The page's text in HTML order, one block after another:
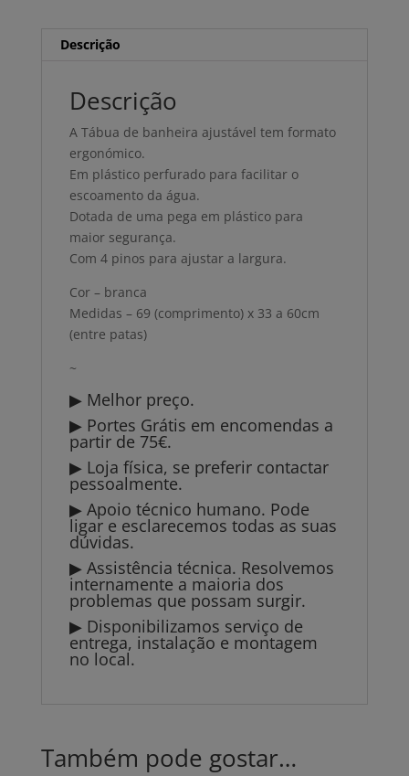
Descrição
Descrição
A Tábua de banheira ajustável tem formato
ergonómico.
Em plástico perfurado para facilitar o
escoamento da água.
Dotada de uma pega em plástico para
maior segurança.
Com 4 pinos para ajustar a largura.
Cor – branca
Medidas – 69 (comprimento) x 33 a 60cm
(entre patas)
~
▶ Melhor preço.
▶ Portes Grátis em encomendas a
partir de 75€.
▶ Loja física, se preferir contactar
pessoalmente.
▶ Apoio técnico humano. Pode
ligar e esclarecemos todas as suas
dúvidas.
▶ Assistência técnica. Resolvemos
internamente a maioria dos
problemas que possam surgir.
▶ Disponibilizamos serviço de
entrega, instalação e montagem
no local.
Também pode gostar…